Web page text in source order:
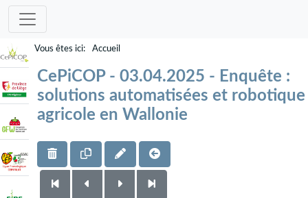
Accueil
CePiCOP - 03.04.2025 - Enquête :
solutions automatisées et robotique
agricole en Wallonie